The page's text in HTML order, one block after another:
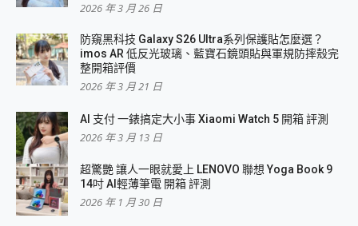
2026 年 3 月 26 日
防窺黑科技 Galaxy S26 Ultra系列保護貼怎麼選？
imos AR 低反光玻璃、藍寶石鏡頭貼與軍規防摔殼完
整開箱評價
2026 年 3 月 21 日
AI 支付 一錶搞定大小事 Xiaomi Watch 5 開箱 評測
2026 年 3 月 13 日
超驚艷 讓人一眼就愛上 LENOVO 聯想 Yoga Book 9
14吋 AI輕薄筆電 開箱 評測
2026 年 1 月 30 日